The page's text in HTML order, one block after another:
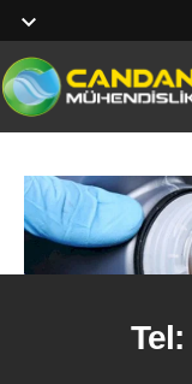
Tel: